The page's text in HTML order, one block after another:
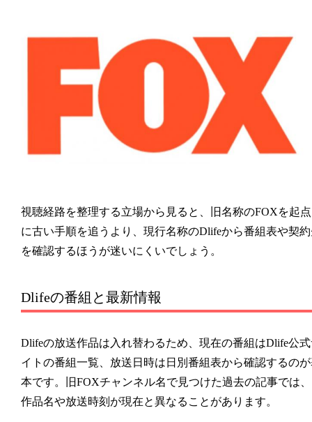
視聴経路を整理する立場から見ると、旧名称のFOXを起点
に古い手順を追うより、現行名称のDlifeから番組表や契
を確認するほうが迷いにくいでしょう。
Dlifeの番組と最新情報
Dlifeの放送作品は入れ替わるため、現在の番組はDlife公
イトの番組一覧、放送日時は日別番組表から確認するの
本です。旧FOXチャンネル名で見つけた過去の記事では、
作品名や放送時刻が現在と異なることがあります。